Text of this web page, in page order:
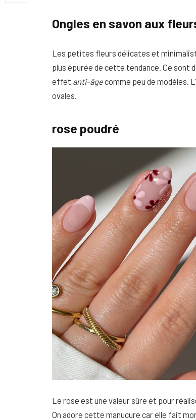
Ongles en savon aux
Les petites fleurs délicates et
plus épurée de cette tendance. Ce sont
effet anti-âgecomme peu de modèles.
ovales.
rose poudré
Le rose est une valeur sûre et pour
On adore cette manucure car elle fait
uniforme et lumineuse